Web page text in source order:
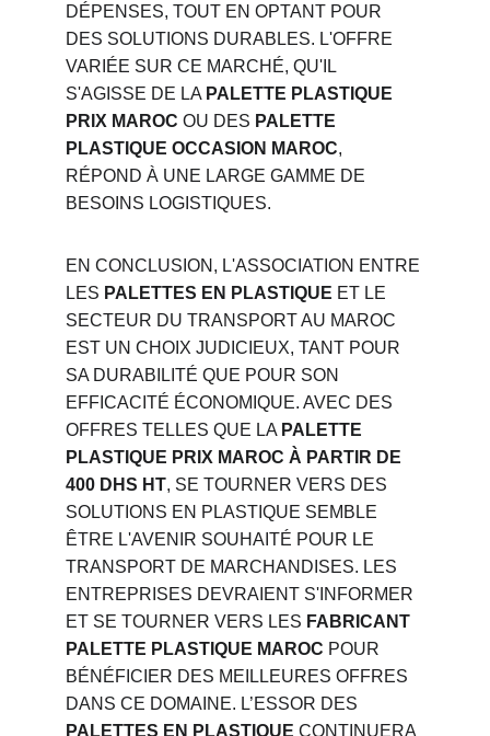
DÉPENSES, TOUT EN OPTANT POUR
DES SOLUTIONS DURABLES. L'OFFRE
VARIÉE SUR CE MARCHÉ, QU'IL
S'AGISSE DE LA PALETTE PLASTIQUE
PRIX MAROC OU DES PALETTE
PLASTIQUE OCCASION MAROC,
RÉPOND À UNE LARGE GAMME DE
BESOINS LOGISTIQUES.
EN CONCLUSION, L'ASSOCIATION ENTRE
LES PALETTES EN PLASTIQUE ET LE
SECTEUR DU TRANSPORT AU MAROC
EST UN CHOIX JUDICIEUX, TANT POUR
SA DURABILITÉ QUE POUR SON
EFFICACITÉ ÉCONOMIQUE. AVEC DES
OFFRES TELLES QUE LA PALETTE
PLASTIQUE PRIX MAROC À PARTIR DE
400 DHS HT, SE TOURNER VERS DES
SOLUTIONS EN PLASTIQUE SEMBLE
ÊTRE L'AVENIR SOUHAITÉ POUR LE
TRANSPORT DE MARCHANDISES. LES
ENTREPRISES DEVRAIENT S'INFORMER
ET SE TOURNER VERS LES FABRICANT
PALETTE PLASTIQUE MAROC POUR
BÉNÉFICIER DES MEILLEURES OFFRES
DANS CE DOMAINE. L’ESSOR DES
PALETTES EN PLASTIQUE CONTINUERA